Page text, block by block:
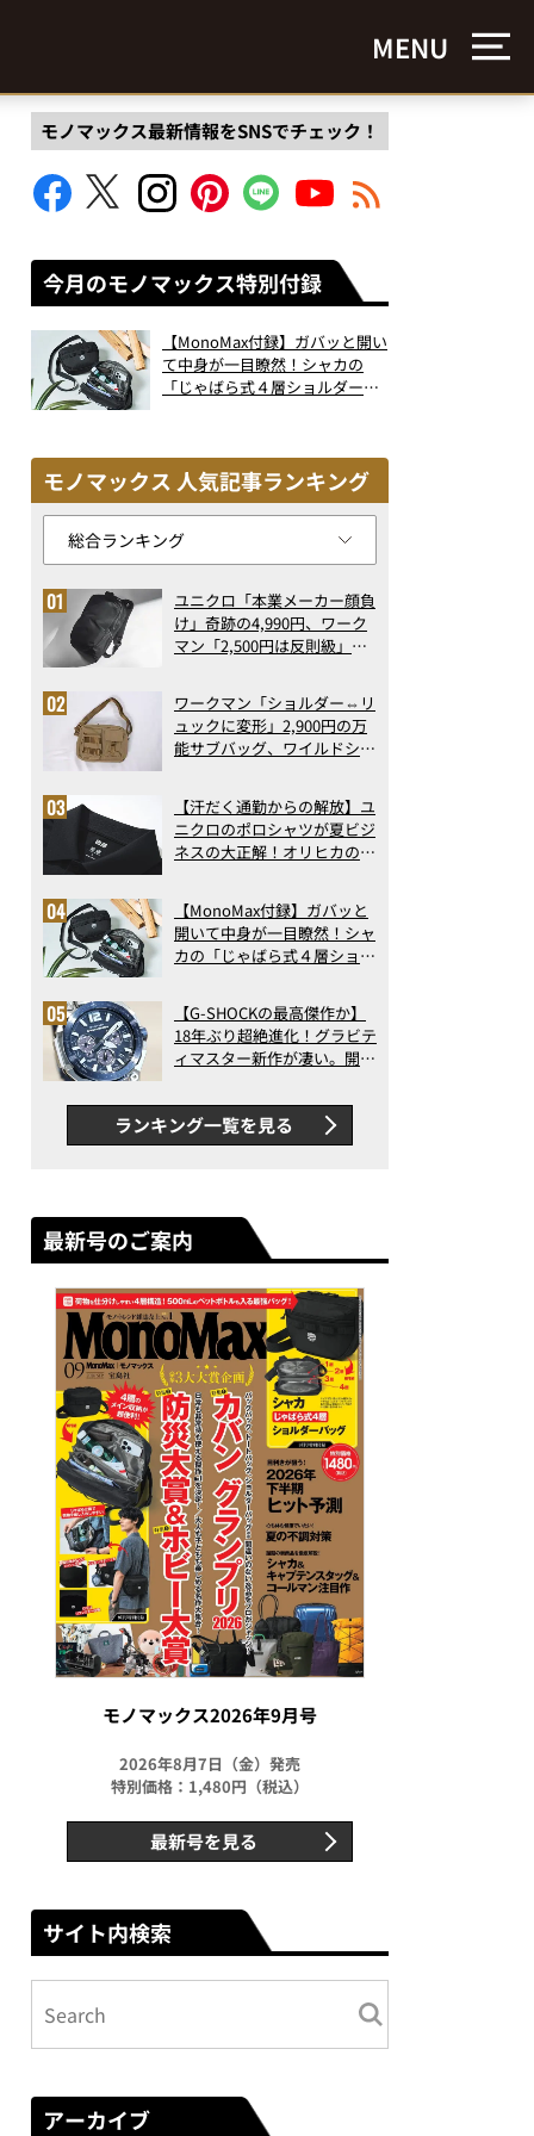
MENU
モノマックス最新情報をSNSでチェック！
今月のモノマックス特別付録
【MonoMax付録】ガバッと開い
て中身が一目瞭然！シャカの
「じゃばら式４層ショルダーバ
モノマックス 人気記事ランキング
ユニクロ「本業メーカー顔負
け」奇跡の4,990円、ワーク
マン「2,500円は反則級」凄
ト3】（2026年6月版）
ワークマン「ショルダー⇔リ
ュックに変形」2,900円の万
能サブバッグ、ワイルドシン
記事ランキングベスト3】
（2026年6月版）
【汗だく通勤からの解放】ユ
ニクロのポロシャツが夏ビジ
ネスの大正解！オリヒカの透
アの実力
【MonoMax付録】ガバッと
開いて中身が一目瞭然！シャ
カの「じゃばら式４層ショル
った！
【G-SHOCKの最高傑作か】
18年ぶり超絶進化！グラビテ
ィマスター新作が凄い。開発
新ムーブメントの衝撃
ランキング一覧を見る
最新号のご案内
モノマックス2026年9月号
2026年8月7日（金）発売
特別価格：1,480円（税込）
最新号を見る
サイト内検索
アーカイブ